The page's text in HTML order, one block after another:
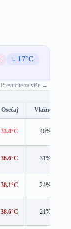
↓ 17°C
Prevucite za više →
Osećaj Vlažnost
33.8°C 40%
36.6°C 31%
38.1°C 24%
38.6°C 21%